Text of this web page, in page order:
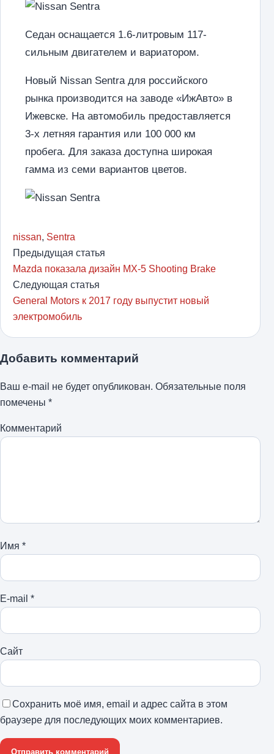
Седан оснащается 1.6-литровым 117-
сильным двигателем и вариатором.
Новый Nissan Sentra для российского
рынка производится на заводе «ИжАвто» в
Ижевске. На автомобиль предоставляется
3-х летняя гарантия или 100 000 км
пробега. Для заказа доступна широкая
гамма из семи вариантов цветов.
nissan, Sentra
Предыдущая статья
Mazda показала дизайн MX-5 Shooting Brake
Следующая статья
General Motors к 2017 году выпустит новый
электромобиль
Добавить комментарий
Ваш e-mail не будет опубликован. Обязательные поля
помечены *
Комментарий
Имя *
E-mail *
Сайт
Сохранить моё имя, email и адрес сайта в этом
браузере для последующих моих комментариев.